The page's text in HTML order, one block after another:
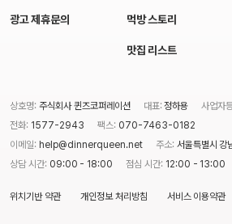
광고 제휴문의 먹방 스토리
맛집 리스트
상호명: 주식회사 퀸즈코퍼레이션 대표:정하용 사업자
전화: 1577-2943 팩스: 070-7463-0182
이메일: help@dinnerqueen.net 주소: 서울특별시
상담 시간: 09:00 - 18:00 점심 시간: 12:00 - 13:00
위치기반 약관 개인정보 처리방침 서비스 이용약관